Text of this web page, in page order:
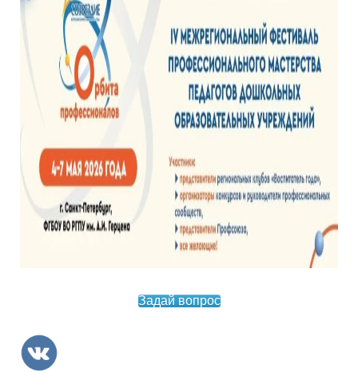
Задай вопрос